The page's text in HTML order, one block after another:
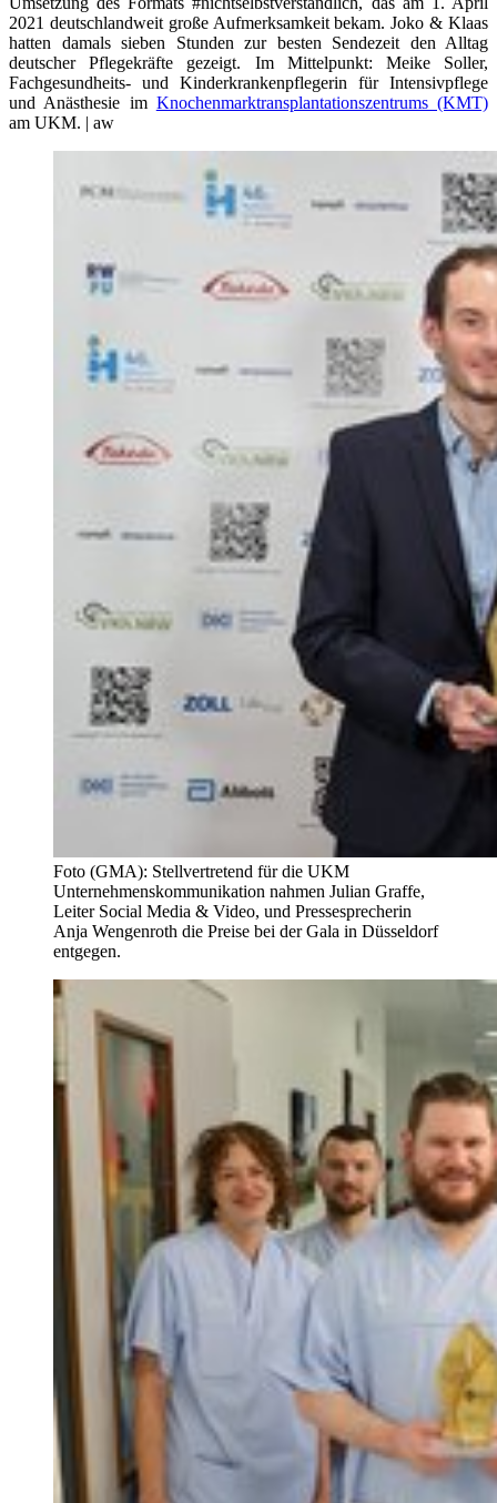
2021 deutschlandweit große Aufmerksamkeit bekam. Joko & Klaas
hatten damals sieben Stunden zur besten Sendezeit den Alltag
deutscher Pflegekräfte gezeigt. Im Mittelpunkt: Meike Soller,
Fachgesundheits- und Kinderkrankenpflegerin für Intensivpflege
und Anästhesie im Knochenmarktransplantationszentrums (KMT)
am UKM. | aw
Foto (GMA): Stellvertretend für die UKM
Unternehmenskommunikation nahmen Julian Graffe,
Leiter Social Media & Video, und Pressesprecherin
Anja Wengenroth die Preise bei der Gala in Düsseldorf
entgegen.